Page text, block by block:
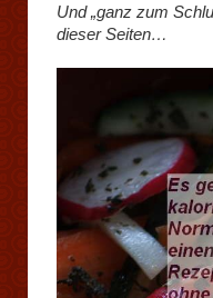
Und „ganz zum
dieser Seiten…